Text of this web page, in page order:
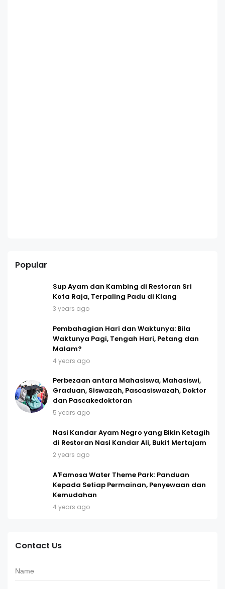
Popular
Sup Ayam dan Kambing di Restoran Sri
Kota Raja, Terpaling Padu di Klang
3 years ago
Pembahagian Hari dan Waktunya: Bila
Waktunya Pagi, Tengah Hari, Petang dan
Malam?
4 years ago
Perbezaan antara Mahasiswa, Mahasiswi,
Graduan, Siswazah, Pascasiswazah, Doktor
dan Pascakedoktoran
5 years ago
Nasi Kandar Ayam Negro yang Bikin Ketagih
di Restoran Nasi Kandar Ali, Bukit Mertajam
2 years ago
A'Famosa Water Theme Park: Panduan
Kepada Setiap Permainan, Penyewaan dan
Kemudahan
4 years ago
Contact Us